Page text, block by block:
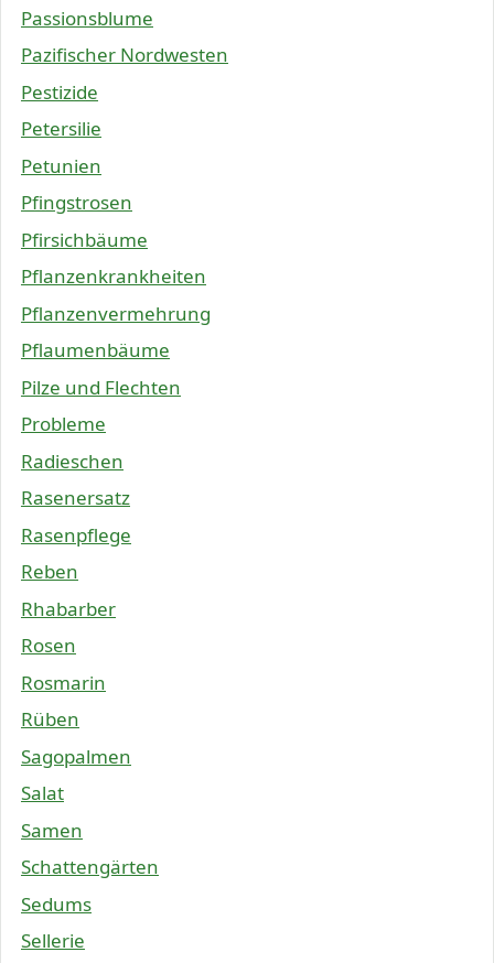
Passionsblume
Pazifischer Nordwesten
Pestizide
Petersilie
Petunien
Pfingstrosen
Pfirsichbäume
Pflanzenkrankheiten
Pflanzenvermehrung
Pflaumenbäume
Pilze und Flechten
Probleme
Radieschen
Rasenersatz
Rasenpflege
Reben
Rhabarber
Rosen
Rosmarin
Rüben
Sagopalmen
Salat
Samen
Schattengärten
Sedums
Sellerie